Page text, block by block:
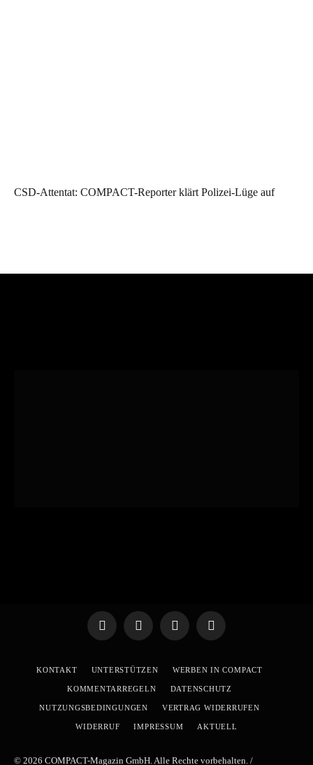
CSD-Attentat: COMPACT-Reporter klärt Polizei-Lüge auf
TelegramWhatsApp
X
YouTube
KONTAKT UNTERSTÜTZEN WERBEN IN COMPACT
KOMMENTARREGELN DATENSCHUTZ
NUTZUNGSBEDINGUNGEN VERTRAG WIDERRUFEN
WIDERRUF IMPRESSUM AKTUELL
© 2026 COMPACT-Magazin GmbH. Alle Rechte vorbehalten. /